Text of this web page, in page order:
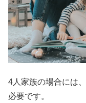
4人家族の場合には
必要です。